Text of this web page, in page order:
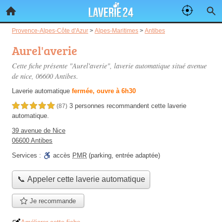
Provence-Alpes-Côte d'Azur > Alpes-Maritimes > Antibes
Aurel'averie
Cette fiche présente "Aurel'averie", laverie automatique situé avenue
de nice, 06600 Antibes.
Laverie automatique fermée, ouvre à 6h30
5,0 étoiles sur 5 (87) 3 personnes recommandent cette laverie
automatique.
39 avenue de Nice
06600 Antibes
Services :
accès PMR (parking, entrée adaptée)
📞 Appeler cette laverie automatique
Je recommande